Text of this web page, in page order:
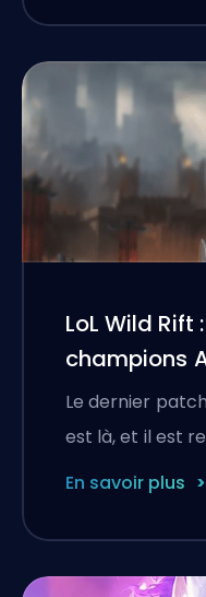
LoL Wild Rift
champions
Le dernier
est là, et il est
En savoir plus